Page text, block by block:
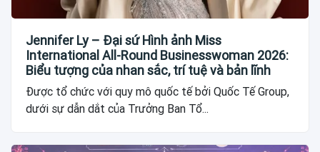
Jennifer Ly – Đại sứ Hình ảnh Miss
International All-Round Businesswoman 2026:
Biểu tượng của nhan sắc, trí tuệ và bản lĩnh
Được tổ chức với quy mô quốc tế bởi Quốc Tế Group,
dưới sự dẫn dắt của Trưởng Ban Tổ...